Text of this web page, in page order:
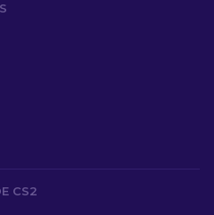
CS2